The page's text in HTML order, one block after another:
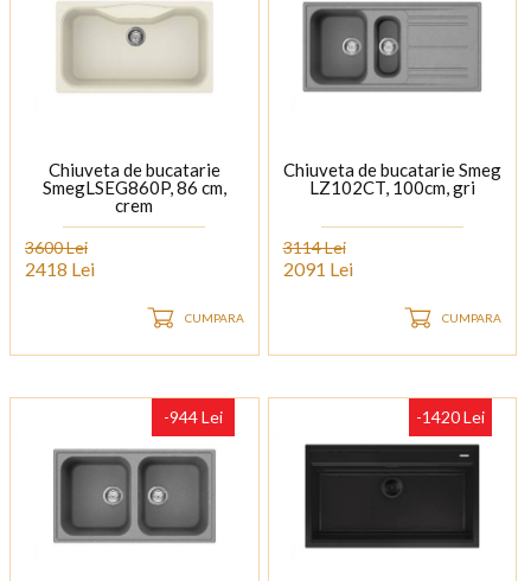
Chiuveta de bucatarie
SmegLSEG860P, 86 cm,
crem
3600 Lei
2418 Lei
CUMPARA
Chiuveta de bucatarie Smeg
LZ102CT, 100cm, gri
3114 Lei
2091 Lei
CUMPARA
-944 Lei -1420 Lei